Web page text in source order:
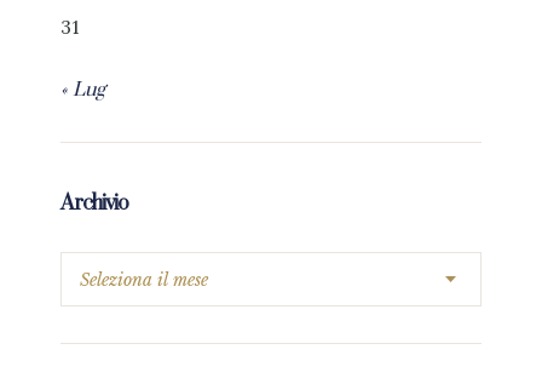
31
« Lug
Archivio